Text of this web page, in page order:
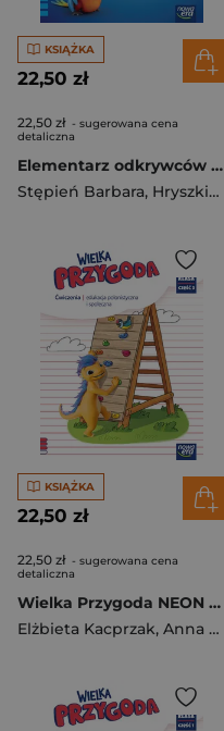
KSIĄŻKA
22,50 zł
22,50 zł - sugerowana cena
detaliczna
Elementarz odkrywców NEON klasa 2 część 4 zeszyt ćwiczeń zintegrowanych EDYCJA 2024-2026
Stępień Barbara, Hryszkiewicz Ewa
KSIĄŻKA
22,50 zł
22,50 zł - sugerowana cena
detaliczna
Wielka Przygoda NEON klasa 3 część 3 zeszyt ćwiczeń zintegrowanych EDYCJA 2025
Elżbieta Kacprzak, Anna Ładzińska